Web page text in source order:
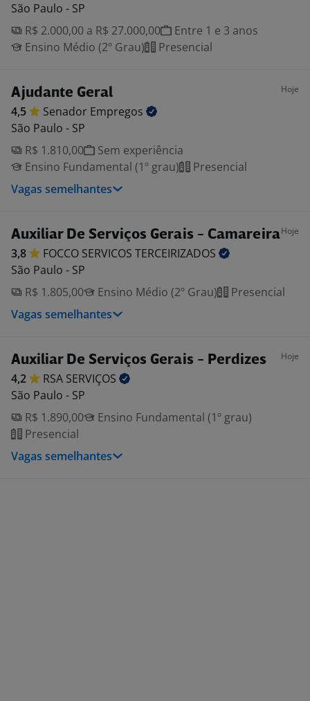
São Paulo - SP
R$ 2.000,00 a R$ 27.000,00
Entre 1 e 3 anos
Ensino Médio (2º Grau)
Presencial
Ajudante Geral Hoje
4,5 Senador Empregos
São Paulo - SP
R$ 1.810,00
Sem experiência
Ensino Fundamental (1º grau)
Presencial
Vagas semelhantes
Auxiliar De Serviços Gerais - CamareiraHoje
3,8 FOCCO SERVICOS TERCEIRIZADOS
São Paulo - SP
R$ 1.805,00
Ensino Médio (2º Grau)
Presencial
Vagas semelhantes
Auxiliar De Serviços Gerais - Perdizes Hoje
4,2 RSA SERVIÇOS
São Paulo - SP
R$ 1.890,00
Ensino Fundamental (1º grau)
Presencial
Vagas semelhantes